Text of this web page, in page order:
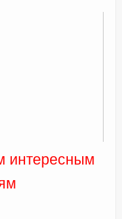
интересным